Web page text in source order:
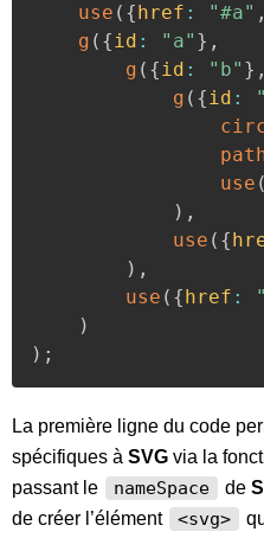
use ( {href : "#a" ,
g ( {id : "a" } ,
g ( {id : "b" } ,
g ( {id :
use (
) ,
use ( {
) ,
use ( {href :
)
) ;
La première ligne du code
spécifiques à SVG via la
passant le
nameSpace de
de créer l’élément
<svg>